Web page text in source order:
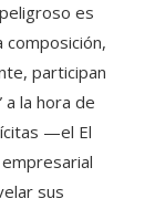
es
composición,
participan
a la hora de
—el El
sus